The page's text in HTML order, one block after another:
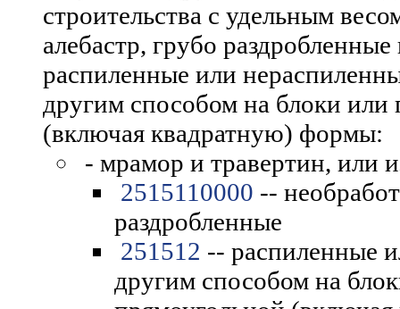
строительства с удельным
алебастр, грубо
распиленные или
другим способом на блоки
(включая квадратную) формы:
- мрамор и травертин, или
2515110000 --
раздробленные
251512 -- распиленные
другим способом на